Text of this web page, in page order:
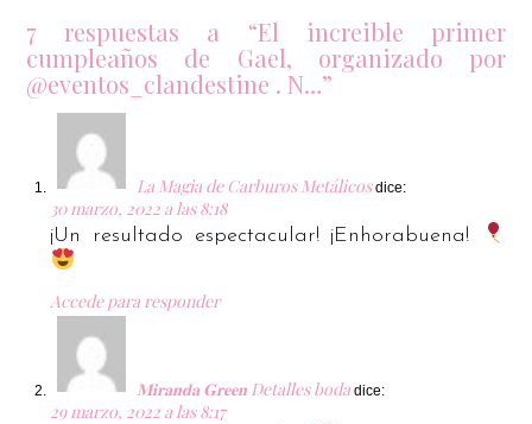
7 respuestas a “El increible primer
cumpleaños de Gael, organizado por
@eventos_clandestine . N…”
La Magia de Carburos Metálicos dice:
30 marzo, 2022 a las 8:18
¡Un resultado espectacular! ¡Enhorabuena!
Accede para responder
𝐌𝐢𝐫𝐚𝐧𝐝𝐚 𝐆𝐫𝐞𝐞𝐧 Detalles boda dice:
29 marzo, 2022 a las 8:17